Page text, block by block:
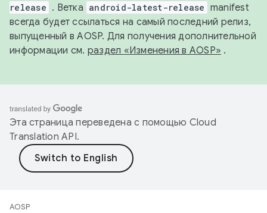
release . Ветка android-latest-release manifest
всегда будет ссылаться на самый последний релиз,
выпущенный в AOSP. Для получения дополнительной
информации см. раздел «Изменения в AOSP» .
Эта страница переведена с помощью Cloud
Translation API.
AOSP